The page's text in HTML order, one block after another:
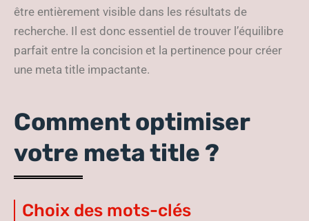
être entièrement visible dans les résultats de
recherche. Il est donc essentiel de trouver l’équilibre
parfait entre la concision et la pertinence pour créer
une meta title impactante.
Comment optimiser
votre meta title ?
Choix des mots-clés